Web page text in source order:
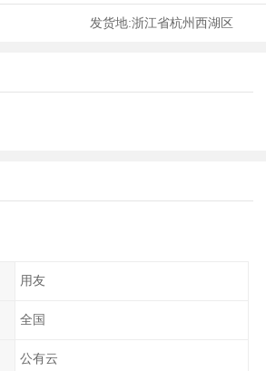
发货地:浙江省杭州西湖区
用友
全国
公有云